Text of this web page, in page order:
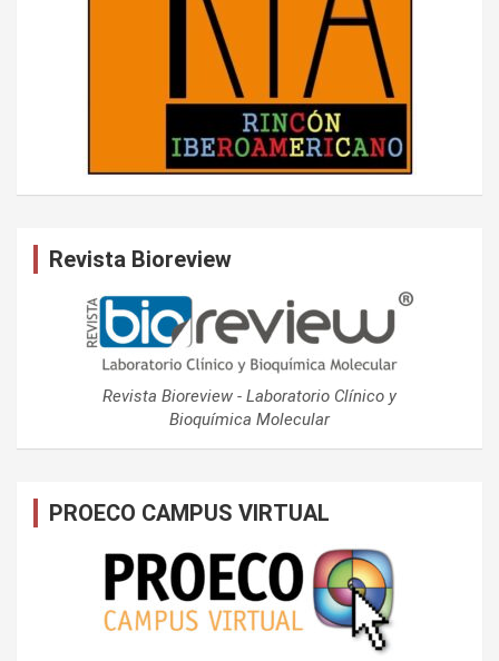
Revista Bioreview
Revista Bioreview - Laboratorio Clínico y
Bioquímica Molecular
PROECO CAMPUS VIRTUAL